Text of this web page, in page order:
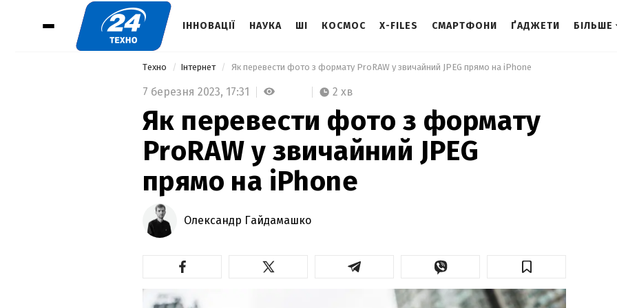
ІННОВАЦІЇ НАУКА ШІ КОСМОС X-FILES СМАРТФОНИ ҐАДЖЕТИ БІЛЬШЕ
Техно Інтернет Як перевести фото з формату ProRAW у звичайний JPEG прямо на iPhone
7 березня 2023, 17:31 2 хв
Як перевести фото з формату
ProRAW у звичайний JPEG
прямо на iPhone
Олександр Гайдамашко